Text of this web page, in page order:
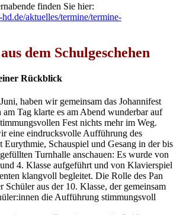
finden Sie hier:
aktuelles/termine/termine-
dem Schulgeschehen
Rückblick
haben wir gemeinsam das Johannifest
am Tag klarte es am Abend wunderbar auf
Fest nichts mehr im Weg.
eine eindrucksvolle Aufführung des
Eurythmie, Schauspiel und Gesang in der bis
Turnhalle anschauen: Es wurde von
4. Klasse aufgeführt und von Klavierspiel
klangvoll begleitet. Die Rolle des Pan
Schüler aus der 10. Klasse, der gemeinsam
die Aufführung stimmungsvoll